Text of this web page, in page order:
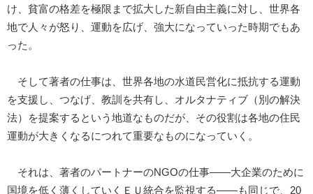
け、貧富の格差を極限まで拡大した新自由主義に対し、世界各
地で人々が怒り、運動を広げ、強大になっていった時期でもあ
った。
そして著者の仕事は、世界各地の水道民営化に抵抗する運動
を支援し、つなげ、教訓を共有し、オルタナティブ（別の解決
法）を提案するという地道なものだが、その役割は各地の住民
運動が大きくなるにつれて重要なものになっていく。
それは、著者のパートナーのNGOの仕事――大企業のために
国境を低く薄くしていくＥＵ統合を監視する――も同じで、20